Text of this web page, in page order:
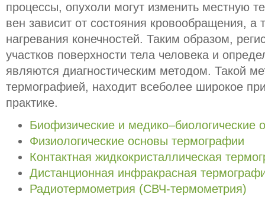
процессы, опухоли могут изменить местную
вен зависит от состояния кровообращения, а
нагревания конечностей. Таким образом,
участков поверхности тела человека и
являются диагностическим методом. Такой
термографией, находит всеболее широкое
практике.
Биофизические и медико–биологические
Физиологические основы термографии
Контактная жидкокристаллическая
Дистанционная инфракрасная
Радиотермометрия (СВЧ-термометрия)